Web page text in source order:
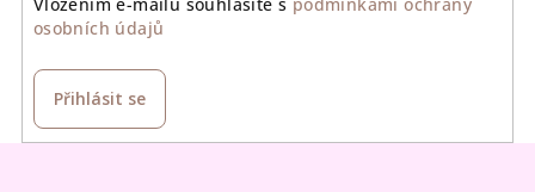
Vložením e-mailu souhlasíte s podmínkami ochrany
osobních údajů
Přihlásit se